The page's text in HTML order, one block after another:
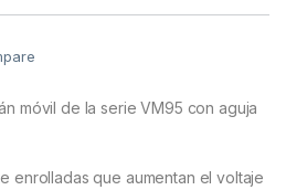
móvil de la serie VM95 con aguja
enrolladas que aumentan el voltaje